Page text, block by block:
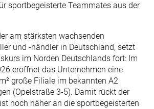
sportbegeisterte Teammates aus der
am stärksten wachsenden
und -händler in Deutschland, setzt
im Norden Deutschlands fort: Im
eröffnet das Unternehmen eine
große Filiale im bekannten A2
(Opelstraße 3-5). Damit rückt der
noch näher an die sportbegeisterten